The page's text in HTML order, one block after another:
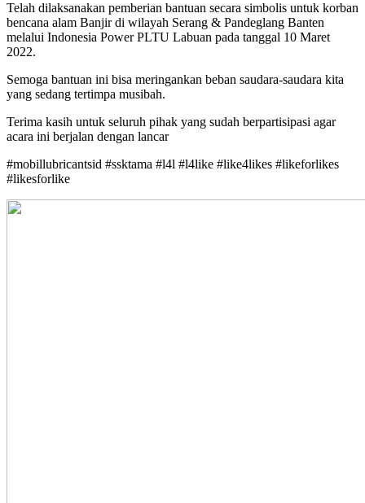
Telah dilaksanakan pemberian bantuan secara simbolis untuk korban
bencana alam Banjir di wilayah Serang & Pandeglang Banten
melalui Indonesia Power PLTU Labuan pada tanggal 10 Maret
2022.
Semoga bantuan ini bisa meringankan beban saudara-saudara kita
yang sedang tertimpa musibah.
Terima kasih untuk seluruh pihak yang sudah berpartisipasi agar
acara ini berjalan dengan lancar
#mobillubricantsid #ssktama #l4l #l4like #like4likes #likeforlikes
#likesforlike